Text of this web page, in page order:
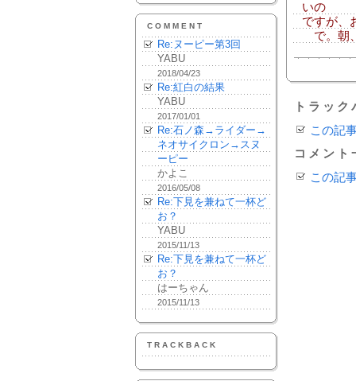
COMMENT
Re:ヌーピー第3回
YABU
2018/04/23
Re:紅白の結果
YABU
2017/01/01
Re:石ノ森→ライダー→
ネオサイクロン→スヌ
ーピー
かよこ
2016/05/08
Re:下見を兼ねて一杯ど
お？
YABU
2015/11/13
Re:下見を兼ねて一杯ど
お？
はーちゃん
2015/11/13
TRACKBACK
いの
ですが、
で。朝
トラッ
この記
コメント
この記